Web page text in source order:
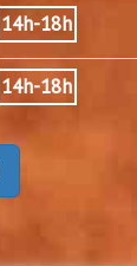
14h-18h
14h-18h